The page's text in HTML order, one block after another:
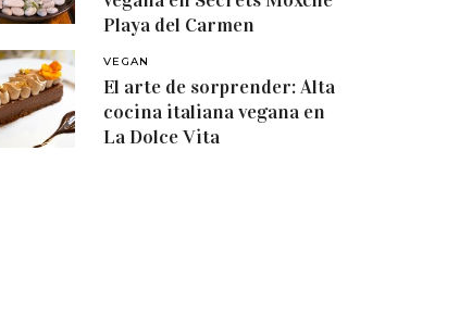
Playa del Carmen
VEGAN
El arte de sorprender: Alta
cocina italiana vegana en
La Dolce Vita